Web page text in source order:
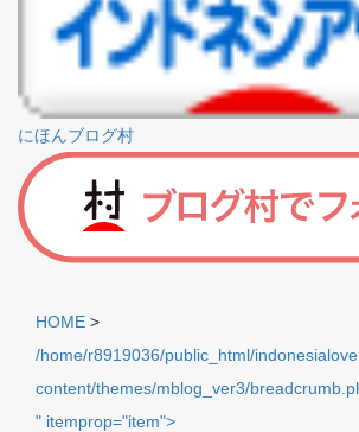
にほんブログ村
HOME >
/home/r8919036/public_html/
content/themes/mblog_ver3/
" itemprop="item">